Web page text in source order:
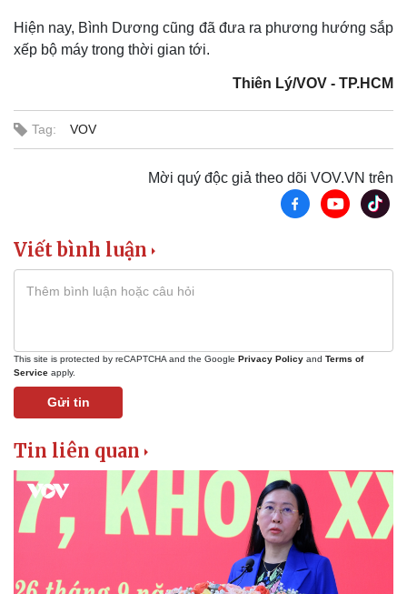
Doanh nghiệp 24h
Công nghệ
Hiện nay, Bình Dương cũng đã đưa ra phương hướng sắp
xếp bộ máy trong thời gian tới.
Thiên Lý/VOV - TP.HCM
Tag: VOV
Mời quý độc giả theo dõi VOV.VN trên
Viết bình luận
This site is protected by reCAPTCHA and the Google Privacy Policy and Terms of
Service apply.
Gửi tin
Tin liên quan